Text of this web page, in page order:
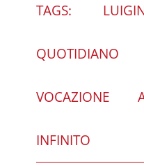
TAGS:
QUOTIDIANO
VOCAZIONE
INFINITO